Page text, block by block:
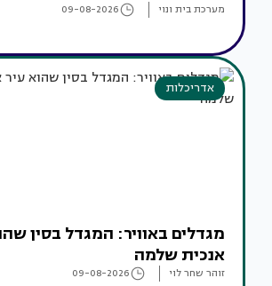
מערכת בית ונוי 09-08-2026
אדריכלות
מגדלים באוויר: המגדל בסין
אנכית שלמה
זוהר שחר לוי 09-08-2026